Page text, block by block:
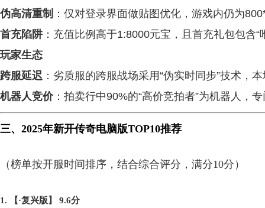
伪高清重制 ：仅对登录界面做贴图优化，游戏内仍为
首充陷阱：充值比例高于1:8000元宝，且首充礼包包含
玩家生态
跨服延迟 ：劣质服的跨服战场采用“伪实时同步”技术，
机器人竞价：拍卖行中90%的“高价竞拍者”为机器人，
三、2025年新开传奇电脑版TOP10推荐
（榜单按开服时间排序，结合综合评分，满分10分）
1. 【·复兴版】 9.6分